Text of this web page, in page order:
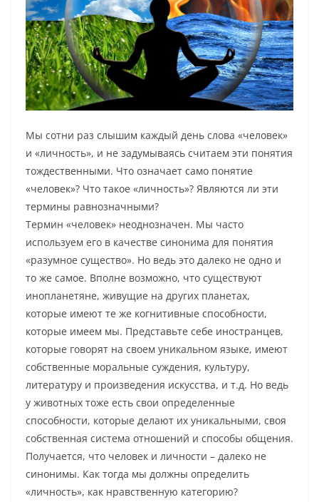
Мы сотни раз слышим каждый день слова «человек»
и «личность», и не задумываясь считаем эти понятия
тождественными. Что означает само понятие
«человек»? Что такое «личность»? Являются ли эти
термины равнозначными?
Термин «человек» неоднозначен. Мы часто
используем его в качестве синонима для понятия
«разумное существо». Но ведь это далеко не одно и
то же самое. Вполне возможно, что существуют
инопланетяне, живущие на других планетах,
которые имеют те же когнитивные способности,
которые имеем мы. Представьте себе иностранцев,
которые говорят на своем уникальном языке, имеют
собственные моральные суждения, культуру,
литературу и произведения искусства, и т.д. Но ведь
у животных тоже есть свои определенные
способности, которые делают их уникальными, своя
собственная система отношений и способы общения.
Получается, что человек и личности – далеко не
синонимы. Как тогда мы должны определить
«личность», как нравственную категорию?